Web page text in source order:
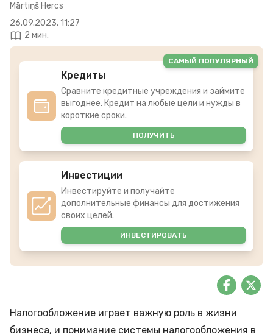
Mārtiņš Hercs
26.09.2023, 11:27
2 мин.
Кредиты
Сравните кредитные учреждения и займите
выгоднее. Кредит на любые цели и нужды в
короткие сроки.
ПОЛУЧИТЬ
САМЫЙ ПОПУЛЯРНЫЙ
Инвестиции
Инвестируйте и получайте
дополнительные финансы для достижения
своих целей.
ИНВЕСТИРОВАТЬ
Налогообложение играет важную роль в жизни
бизнеса, и понимание системы налогообложения в